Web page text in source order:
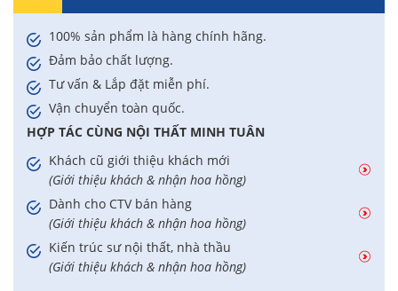
100% sản phẩm là hàng chính hãng.
Đảm bảo chất lượng.
Tư vấn & Lắp đặt miễn phí.
Vận chuyển toàn quốc.
HỢP TÁC CÙNG NỘI THẤT MINH TUÂN
Khách cũ giới thiệu khách mới
(Giới thiệu khách & nhận hoa hồng)
Dành cho CTV bán hàng
(Giới thiệu khách & nhận hoa hồng)
Kiến trúc sư nội thất, nhà thầu
(Giới thiệu khách & nhận hoa hồng)